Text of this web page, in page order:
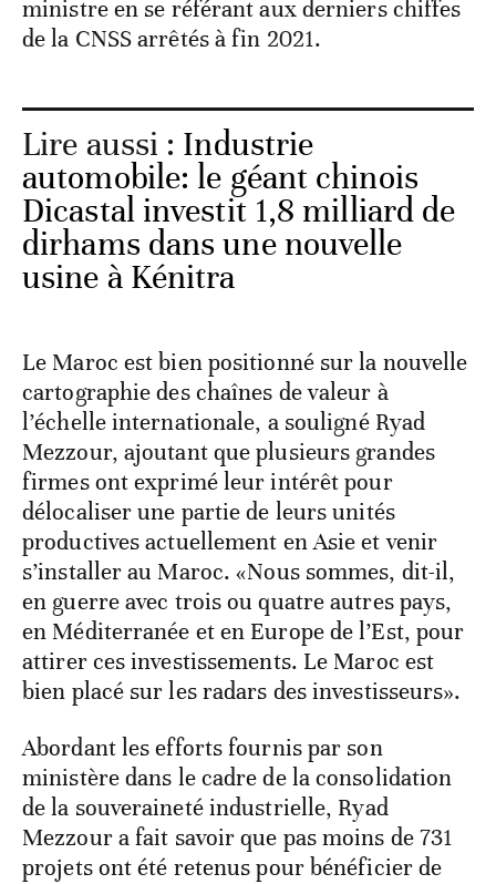
ministre en se référant aux derniers chiffes
de la CNSS arrêtés à fin 2021.
Lire aussi : Industrie
automobile: le géant chinois
Dicastal investit 1,8 milliard de
dirhams dans une nouvelle
usine à Kénitra
Le Maroc est bien positionné sur la nouvelle
cartographie des chaînes de valeur à
l’échelle internationale, a souligné Ryad
Mezzour, ajoutant que plusieurs grandes
firmes ont exprimé leur intérêt pour
délocaliser une partie de leurs unités
productives actuellement en Asie et venir
s’installer au Maroc. «Nous sommes, dit-il,
en guerre avec trois ou quatre autres pays,
en Méditerranée et en Europe de l’Est, pour
attirer ces investissements. Le Maroc est
bien placé sur les radars des investisseurs».
Abordant les efforts fournis par son
ministère dans le cadre de la consolidation
de la souveraineté industrielle, Ryad
Mezzour a fait savoir que pas moins de 731
projets ont été retenus pour bénéficier de